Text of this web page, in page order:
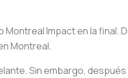
Impact en la final.
Montreal.
Sin embargo,